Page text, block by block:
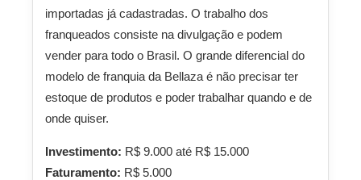
importadas já cadastradas. O trabalho dos
franqueados consiste na divulgação e podem
vender para todo o Brasil. O grande diferencial do
modelo de franquia da Bellaza é não precisar ter
estoque de produtos e poder trabalhar quando e de
onde quiser.
Investimento: R$ 9.000 até R$ 15.000
Faturamento: R$ 5.000